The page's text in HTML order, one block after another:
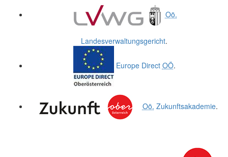
Oö.
Landesverwaltungsgericht.
Europe Direct OÖ.
Oö. Zukunftsakademie.